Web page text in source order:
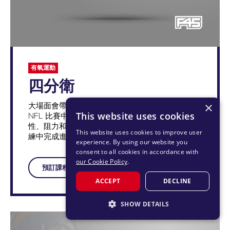
有氧運動
四分衛
大場面會帶來大發揮，我們的四分衛訓練旨在複製
NFL 比賽中橫向快速抽動的活化過程。基於敏捷
性、阻力和力量的有氧運動，讓您在這項非凡的訓
練中完成進攻和防守。
預訂課程
×
This website uses cookies
This website uses cookies to improve user
experience. By using our website you
consent to all cookies in accordance with
our Cookie Policy.
ACCEPT DECLINE
SHOW DETAILS
STRICTLY NECESSARY